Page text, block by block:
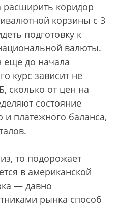
коридор
корзины с 3
подготовку к
валюты.
еще до начала
курс зависит не
сколько от цен на
состояние
и платежного баланса,
то подорожает
в американской
— давно
рынка способ